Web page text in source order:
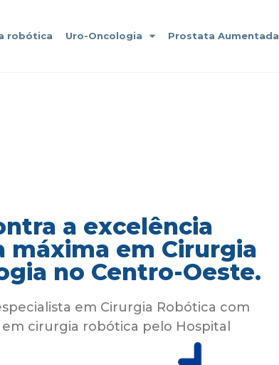
robótica Uro-Oncologia Prostata Aumentada
a excelência
máxima em Cirurgia
no Centro-Oeste.
em Cirurgia Robótica com
cirurgia robótica pelo Hospital